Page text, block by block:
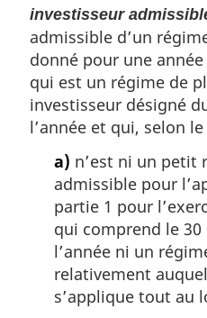
n
a
e
:
investisseur
admissible d’un
donné pour une
qui est un régime de
investisseur désigné
l’année et qui, selon le
a) n’est ni un petit
admissible pour
partie 1 pour
qui comprend le
l’année ni un
relativement
s’applique tout au